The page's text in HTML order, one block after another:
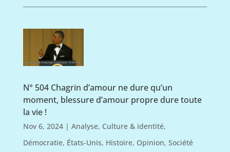
N° 504 Chagrin d’amour ne dure qu’un
moment, blessure d’amour propre dure toute
la vie !
Nov 6, 2024| Analyse, Culture & identité,
Démocratie, États-Unis, Histoire, Opinion, Société